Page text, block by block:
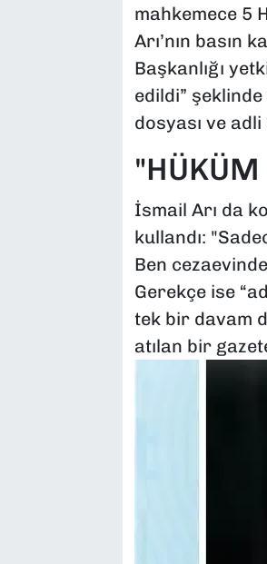
mahkemece 5
Arı’nın basın
Başkanlığı
edildi”
dosyası ve adli
İsmail Arı da
kullandı:
Ben
Gerekçe ise
tek bir davam
atılan bir